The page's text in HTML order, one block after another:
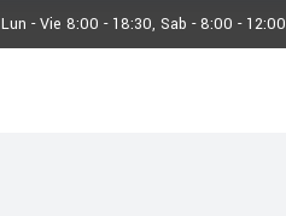
Lun - Vie 8:00 - 18:30, Sab - 8:00 - 12:00